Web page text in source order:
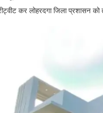
कर लोहरदगा जिला प्रशासन को